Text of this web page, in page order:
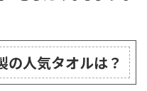
の人気タオルは？